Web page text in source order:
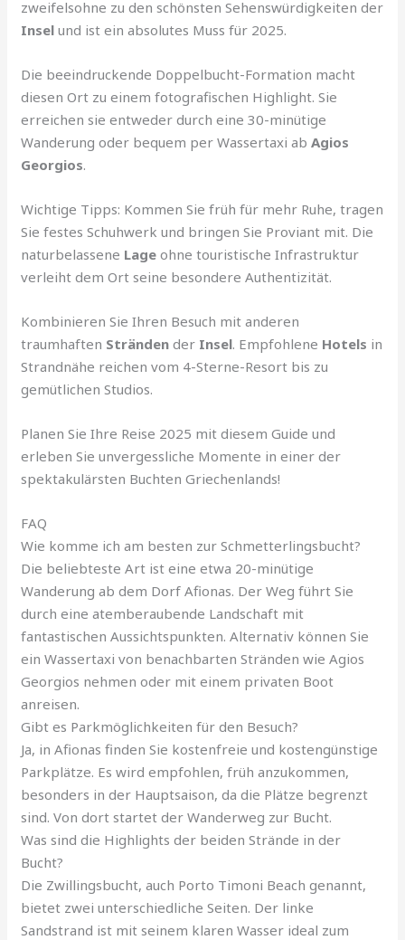
zweifelsohne zu den schönsten Sehenswürdigkeiten der
Insel und ist ein absolutes Muss für 2025.
Die beeindruckende Doppelbucht-Formation macht
diesen Ort zu einem fotografischen Highlight. Sie
erreichen sie entweder durch eine 30-minütige
Wanderung oder bequem per Wassertaxi abAgios
Georgios.
Wichtige Tipps: Kommen Sie früh für mehr Ruhe, tragen
Sie festes Schuhwerk und bringen Sie Proviant mit. Die
naturbelassene Lage ohne touristische Infrastruktur
verleiht dem Ort seine besondere Authentizität.
Kombinieren Sie Ihren Besuch mit anderen
traumhaften Stränden der Insel. Empfohlene Hotels in
Strandnähe reichen vom 4-Sterne-Resort bis zu
gemütlichen Studios.
Planen Sie Ihre Reise 2025 mit diesem Guide und
erleben Sie unvergessliche Momente in einer der
spektakulärsten Buchten Griechenlands!
FAQ
Wie komme ich am besten zur Schmetterlingsbucht?
Die beliebteste Art ist eine etwa 20-minütige
Wanderung ab dem Dorf Afionas. Der Weg führt Sie
durch eine atemberaubende Landschaft mit
fantastischen Aussichtspunkten. Alternativ können Sie
ein Wassertaxi von benachbarten Stränden wie Agios
Georgios nehmen oder mit einem privaten Boot
anreisen.
Gibt es Parkmöglichkeiten für den Besuch?
Ja, in Afionas finden Sie kostenfreie und kostengünstige
Parkplätze. Es wird empfohlen, früh anzukommen,
besonders in der Hauptsaison, da die Plätze begrenzt
sind. Von dort startet der Wanderweg zur Bucht.
Was sind die Highlights der beiden Strände in der
Bucht?
Die Zwillingsbucht, auch Porto Timoni Beach genannt,
bietet zwei unterschiedliche Seiten. Der linke
Sandstrand ist mit seinem klaren Wasser ideal zum